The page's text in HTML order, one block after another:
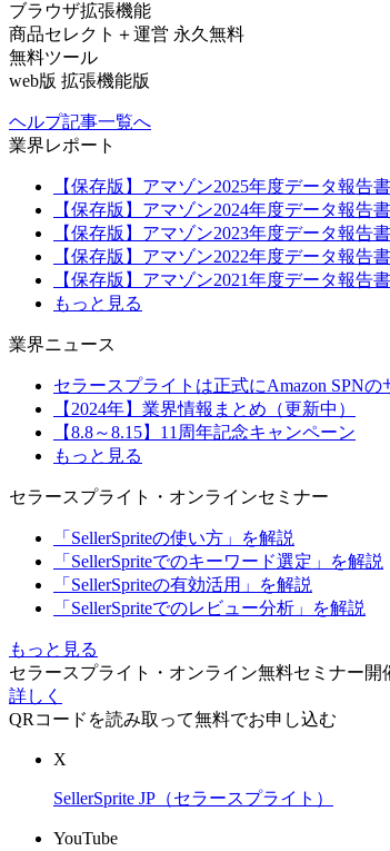
ブラウザ拡張機能
商品セレクト＋運営 永久無料
無料ツール
web版 拡張機能版
ヘルプ記事一覧へ
業界レポート
【保存版】アマゾン2025年度データ報告書
【保存版】アマゾン2024年度データ報告書
【保存版】アマゾン2023年度データ報告書
【保存版】アマゾン2022年度データ報告書
【保存版】アマゾン2021年度データ報告書
もっと見る
業界ニュース
セラースプライトは正式にAmazon SPN
【2024年】業界情報まとめ（更新中）
【8.8～8.15】11周年記念キャンペーン
もっと見る
セラースプライト・オンラインセミナー
「SellerSpriteの使い方」を解説
「SellerSpriteでのキーワード選定」を解説
「SellerSpriteの有効活用」を解説
「SellerSpriteでのレビュー分析」を解説
もっと見る
セラースプライト・オンライン無料セミナー開
詳しく
QRコードを読み取って無料でお申し込む
X
SellerSprite JP（セラースプライト）
YouTube